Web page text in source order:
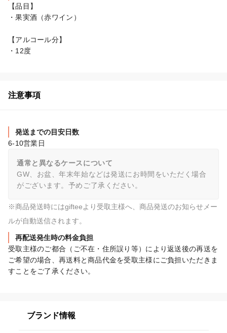
【品目】
・果実酒（赤ワイン）
【アルコール分】
・12度
注意事項
発送までの目安日数
6-10営業日
通常と異なるケースについて
GW、お盆、年末年始などは発送にお時間をいただく場合
がございます。予めご了承ください。
※商品発送時にはgifteeより受取主様へ、商品発送のお知らせメー
ルが自動送信されます。
再配送発生時の料金負担
受取主様のご都合（ご不在・住所誤り等）により返送後の再送を
ご希望の場合、再送料と商品代金を受取主様にご負担いただきま
すことをご了承ください。
ブランド情報